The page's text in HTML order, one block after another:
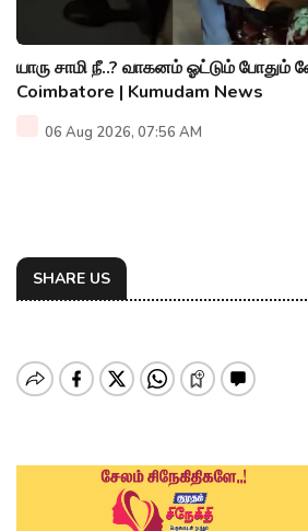
யாரு சாமி நீ..? வாகனம் ஓட்டும் போதும்
Coimbatore | Kumudam News
06 Aug 2026, 07:56 AM
SHARE US